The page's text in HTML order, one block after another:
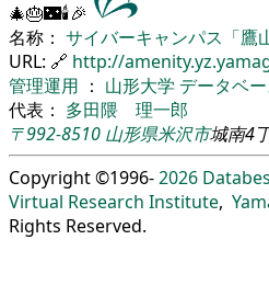
🎄🎂🌃🕯🎉
名称： サイバーキャンパス「鷹
URL: 🔗 http://
管理運用 ： 山形大学 データベ
代表： 多田隈 理一郎
〒992-8510 山形県米沢市城南4
Copyright ©1996-2026
Virtual Research Institute,
Rights Reserved.